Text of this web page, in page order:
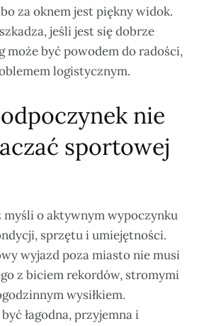
za oknem jest piękny widok.
jeśli jest się dobrze
może być powodem do radości,
logistycznym.
nie
sportowej
myśli o aktywnym wypoczynku
sprzętu i umiejętności.
wyjazd poza miasto nie musi
z biciem rekordów, stromymi
wysiłkiem.
łagodna, przyjemna i